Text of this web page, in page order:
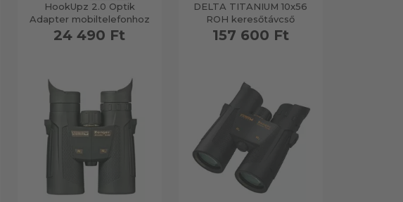
HookUpz 2.0 Optik
Adapter mobiltelefonhoz
24 490 Ft
DELTA TITANIUM 10x56
ROH keresőtávcső
157 600 Ft